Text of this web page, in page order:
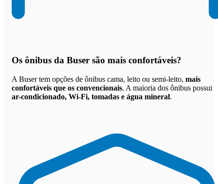
Os ônibus da Buser são mais confortáveis?
A Buser tem opções de ônibus cama, leito ou semi-leito, mais
confortáveis que os convencionais. A maioria dos ônibus possui
ar-condicionado, Wi-Fi, tomadas e água mineral.